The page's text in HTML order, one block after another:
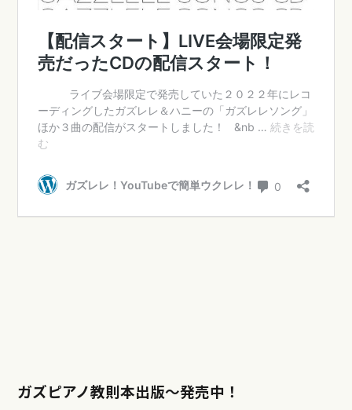
ガズピアノ教則本出版〜発売中！